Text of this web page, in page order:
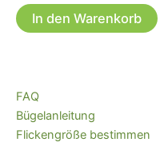
In den Warenkorb
FAQ
Bügelanleitung
Flickengröße bestimmen